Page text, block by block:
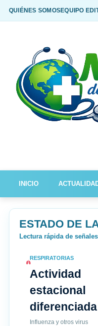
QUIÉNES SOMOSEQUIPO
INICIO
ESTADO DE
Lectura rápida de
RESPIRATORIAS
Actividad
estacional
diferenciada
Influenza y otros virus